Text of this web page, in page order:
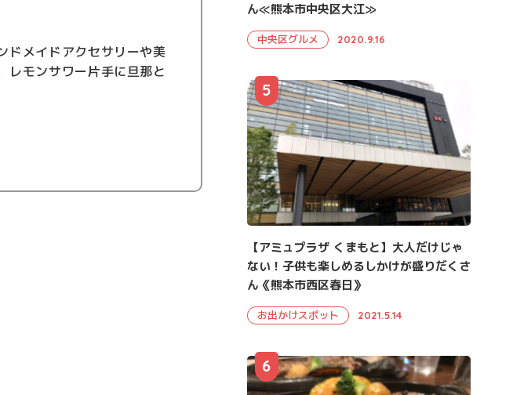
ドメイドアクセサリーや美
レモンサワー片手に旦那と
ん≪熊本市中央区大江≫
中央区グルメ 2020.9.16
【アミュプラザ くまもと】大人だけじゃ
ない！子供も楽しめるしかけが盛りだくさ
ん《熊本市西区春日》
お出かけスポット 2021.5.14
5
6